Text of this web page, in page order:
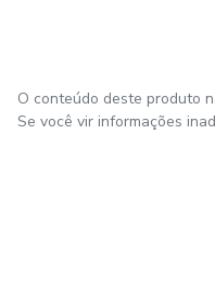
O conteúdo deste produto
Se você vir informações